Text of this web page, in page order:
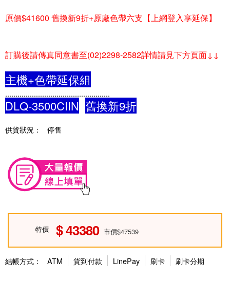
原價$41600 舊換新9折+原廠色帶六支【上網登入享延保】
訂購後請傳真同意書至(02)2298-2582詳情請見下方頁面↓↓
主機+色帶延保組
...................................................
DLQ-3500CIIN 舊換新9折
供貨狀況： 停售
特價 43380 市價$47539
結帳方式： ATM 貨到付款 LinePay 刷卡 刷卡分期